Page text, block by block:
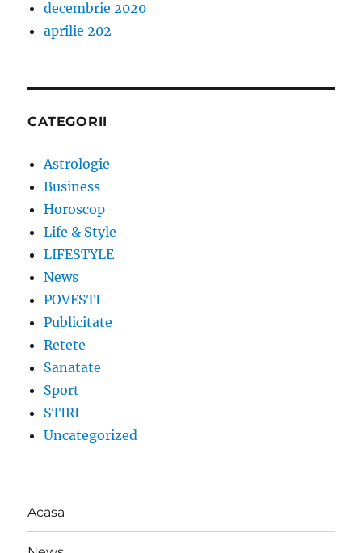
decembrie 2020
aprilie 202
CATEGORII
Astrologie
Business
Horoscop
Life & Style
LIFESTYLE
News
POVESTI
Publicitate
Retete
Sanatate
Sport
STIRI
Uncategorized
Acasa